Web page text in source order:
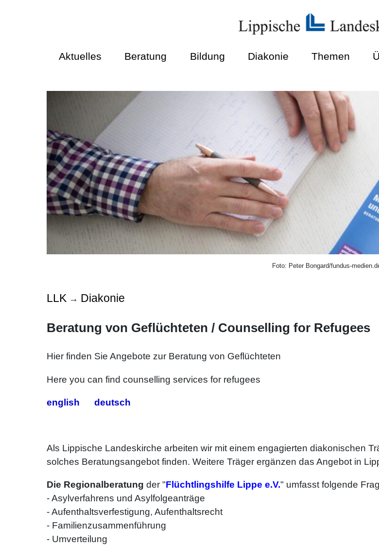
Aktuelles Beratung Bildung Diakonie Themen
Foto: Peter Bongard/fundus-
LLK→ Diakonie
Beratung von Geflüchteten / Counselling for Refugees
Hier finden Sie Angebote zur Beratung von Geflüchteten
Here you can find counselling services for refugees
english deutsch
Als Lippische Landeskirche arbeiten wir mit einem engagierten diakonischen
solches Beratungsangebot finden. Weitere Träger ergänzen das Angebot in
Die Regionalberatung der "Flüchtlingshilfe Lippe e.V." umfasst folgende
- Asylverfahrens und Asylfolgeanträge
- Aufenthaltsverfestigung, Aufenthaltsrecht
- Familienzusammenführung
- Umverteilung